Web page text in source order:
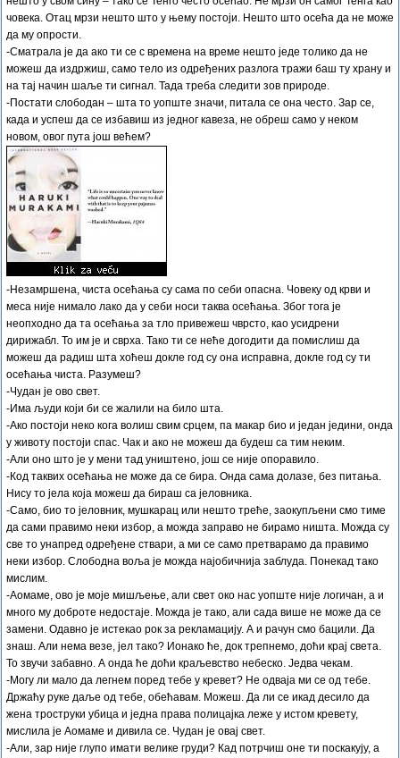
човека. Отац мрзи нешто што у њему постоји. Нешто што осећа да не може
да му опрости.
-Сматрала је да ако ти се с времена на време нешто једе толико да не
можеш да издржиш, само тело из одређених разлога тражи баш ту храну и
на тај начин шаље ти сигнал. Тада треба следити зов природе.
-Постати слободан – шта то уопште значи, питала се она често. Зар се,
када и успеш да се избавиш из једног кавеза, не обреш само у неком
новом, овог пута још већем?
-Незамршена, чиста осећања су сама по себи опасна. Човеку од крви и
меса није нимало лако да у себи носи таква осећања. Због тога је
неопходно да та осећања за тло привежеш чврсто, као усидрени
дирижабл. То им је и сврха. Тако ти се неће догодити да помислиш да
можеш да радиш шта хоћеш докле год су она исправна, докле год су ти
осећања чиста. Разумеш?
-Чудан је ово свет.
-Има људи који би се жалили на било шта.
-Ако постоји неко кога волиш свим срцем, па макар био и један једини, онда
у животу постоји спас. Чак и ако не можеш да будеш са тим неким.
-Али оно што је у мени тад уништено, још се није опоравило.
-Код таквих осећања не може да се бира. Онда сама долазе, без питања.
Нису то јела која можеш да бираш са јеловника.
-Само, био то јеловник, мушкарац или нешто треће, заокупљени смо тиме
да сами правимо неки избор, а можда заправо не бирамо ништа. Можда су
све то унапред одређене ствари, а ми се само претварамо да правимо
неки избор. Слободна воља је можда најобичнија заблуда. Понекад тако
мислим.
-Аомаме, ово је моје мишљење, али свет око нас уопште није логичан, а и
много му доброте недостаје. Можда је тако, али сада више не може да се
замени. Одавно је истекао рок за рекламацију. А и рачун смо бацили. Да
знаш. Али нема везе, јел тако? Ионако ће, док трепнемо, доћи крај света.
То звучи забавно. А онда ће доћи краљевство небеско. Једва чекам.
-Могу ли мало да легнем поред тебе у кревет? Не одваја ми се од тебе.
Држаћу руке даље од тебе, обећавам. Можеш. Да ли се икад десило да
жена троструки убица и једна права полицајка леже у истом кревету,
мислила је Аомаме и дивила се. Чудан је овај свет.
-Али, зар није глупо имати велике груди? Кад потрчиш оне ти поскакују, а